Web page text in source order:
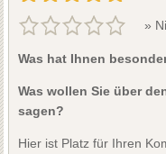
»
Was hat Ihnen
Was wollen Sie über
sagen?
Hier ist Platz für Ihren